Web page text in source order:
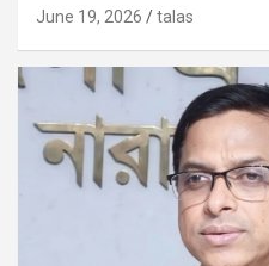
June 19, 2026 talas